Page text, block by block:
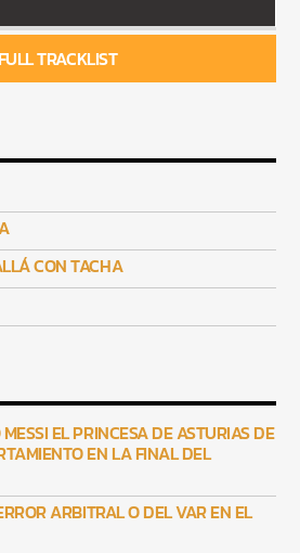
FULL TRACKLIST
CON TACHA
EL PRINCESA DE ASTURIAS DE
EN LA FINAL DEL
ARBITRAL O DEL VAR EN EL